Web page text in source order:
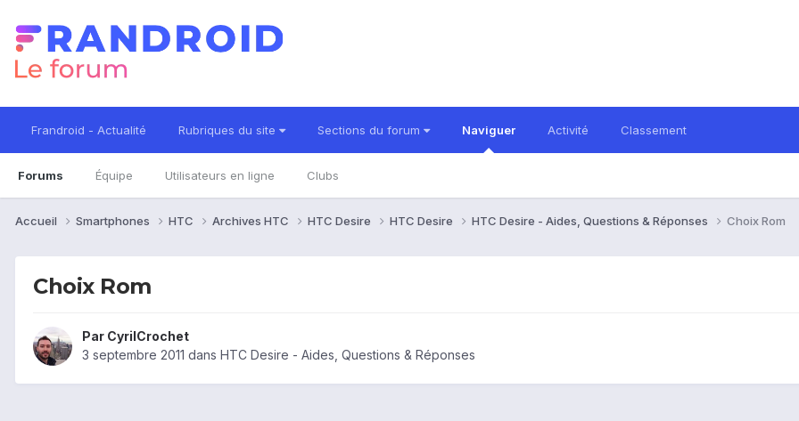
Frandroid - Actualité Rubriques du site Sections du forum Naviguer
Forums Équipe Utilisateurs en ligne Clubs
Activité Classement
Accueil Smartphones HTC Archives HTC HTC Desire HTC Desire HTC Desire - Aides, Questions & Réponses Choix Rom
Choix Rom
Par CyrilCrochet
3 septembre 2011 dans HTC Desire - Aides, Questions & Réponses